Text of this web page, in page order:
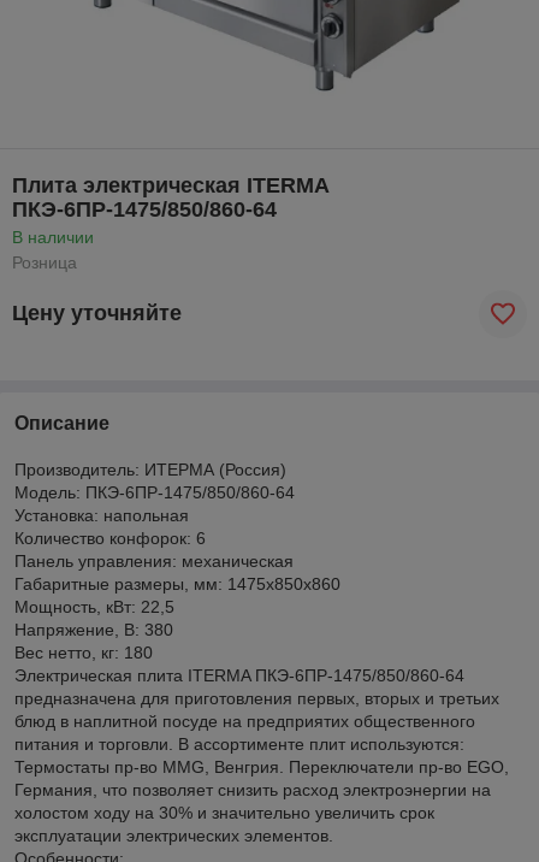
Плита электрическая ITERMA
ПКЭ-6ПР-1475/850/860-64
В наличии
Розница
Цену уточняйте
Описание
Производитель: ИТЕРМА (Россия)
Модель: ПКЭ-6ПР-1475/850/860-64
Установка: напольная
Количество конфорок: 6
Панель управления: механическая
Габаритные размеры, мм: 1475х850х860
Мощность, кВт: 22,5
Напряжение, В: 380
Вес нетто, кг: 180
Электрическая плита ITERMA ПКЭ-6ПР-1475/850/860-64
предназначена для приготовления первых, вторых и третьих
блюд в наплитной посуде на предприятих общественного
питания и торговли. В ассортименте плит используются:
Термостаты пр-во MMG, Венгрия. Переключатели пр-во EGO,
Германия, что позволяет снизить расход электроэнергии на
холостом ходу на 30% и значительно увеличить срок
эксплуатации электрических элементов.
Особенности: